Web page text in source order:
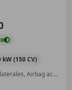
kW (150 CV)
Airbag del conductor, Manos libres, ABS, Airbags laterales, Airbag acompañante, Bluetooth, USB, Control de tracción